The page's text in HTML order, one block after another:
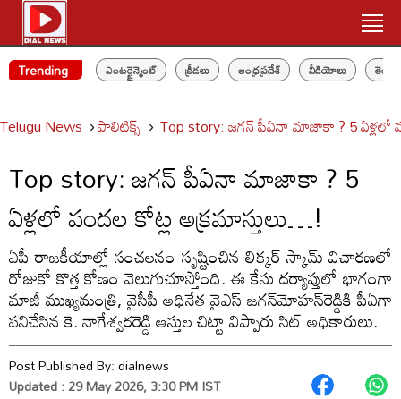
Trending ఎంటర్టైన్మెంట్ క్రీడలు ఆంధ్రప్రదేశ్ వీడియోలు
Telugu News పాలిటిక్స్‌ Top story: జగన్‌ పీఏనా మాజాకా ? 5 ఏళ్లలో
Top story: జగన్‌ పీఏనా మాజాకా ? 5
ఏళ్లలో వందల కోట్ల అక్రమాస్తులు…!
ఏపీ రాజకీయాల్లో సంచలనం సృష్టించిన లిక్కర్ స్కామ్ విచారణలో
రోజుకో కొత్త కోణం వెలుగుచూస్తోంది. ఈ కేసు దర్యాప్తులో భాగంగా
మాజీ ముఖ్యమంత్రి, వైసీపీ అధినేత వైఎస్ జగన్‌మోహన్‌రెడ్డికి పీఏగా
పనిచేసిన కె. నాగేశ్వరరెడ్డి ఆస్తుల చిట్టా విప్పారు సిట్‌ అధికారులు.
Post Published By:dialnews
Updated : 29 May 2026, 3:30 PM IST